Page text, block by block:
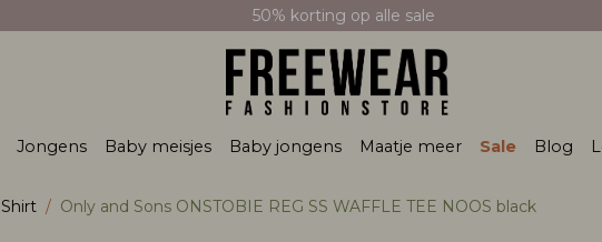
50% korting op alle sale
Jongens Baby meisjes Baby jongens Maatje meer Sale Blog
Shirt Only and Sons ONSTOBIE REG SS WAFFLE TEE NOOS black